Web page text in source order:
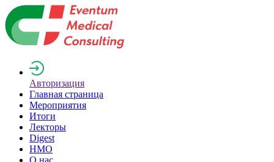
Авторизация
Главная страница
Мероприятия
Итоги
Лекторы
Digest
НМО